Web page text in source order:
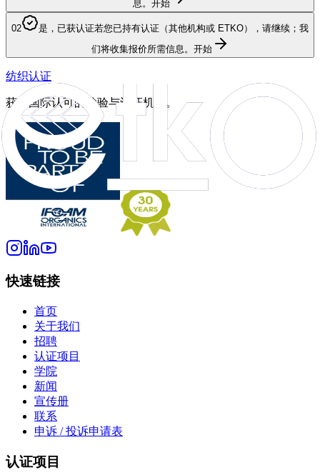
息。 开始
02 是，已获认证若您已持有认证（其他机构或 ETKO），请继续；我
们将收集报价所需信息。 开始
纺织认证
获得国际认可的检验与认证机构。
快速链接
首页
关于我们
招聘
认证项目
学院
新闻
宣传册
联系
申诉 / 投诉申请表
认证项目